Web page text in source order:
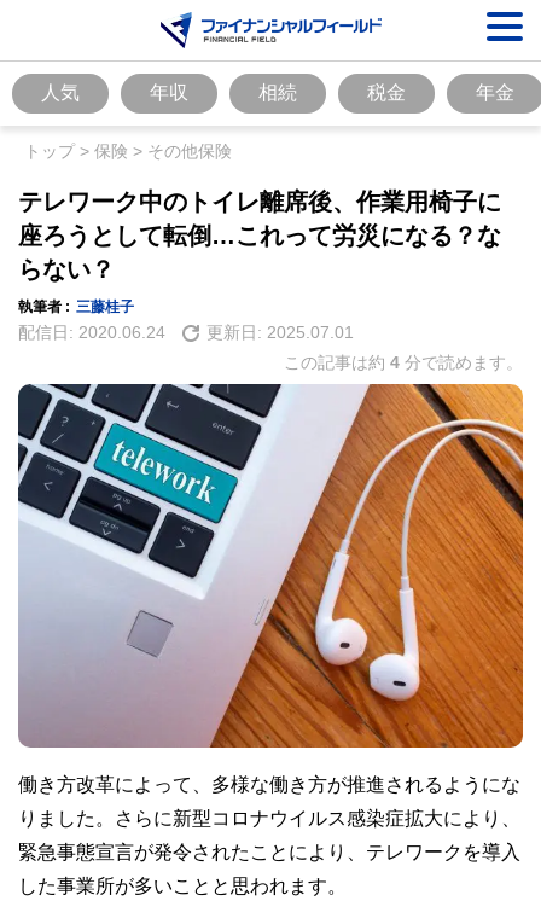
人気 年収 相続 税金 年金
トップ> 保険 > その他保険
テレワーク中のトイレ離席後、作業用椅子に
座ろうとして転倒…これって労災になる？な
らない？
執筆者 : 三藤桂子
配信日: 2020.06.24 更新日: 2025.07.01
この記事は約 4 分で読めます。
働き方改革によって、多様な働き方が推進されるようにな
りました。さらに新型コロナウイルス感染症拡大により、
緊急事態宣言が発令されたことにより、テレワークを導入
した事業所が多いことと思われます。